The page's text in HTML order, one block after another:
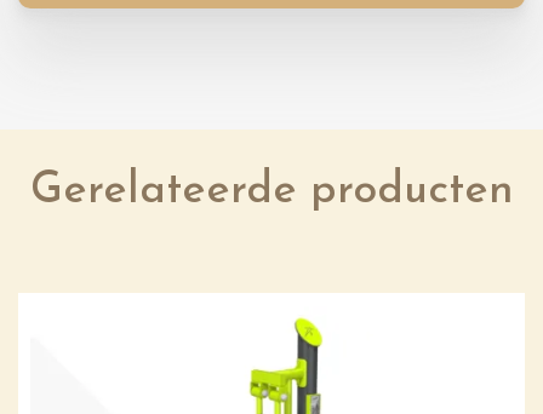
Gerelateerde producten